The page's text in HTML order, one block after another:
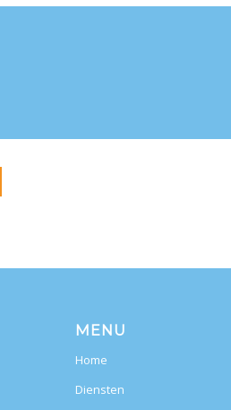
MENU
Home
Diensten